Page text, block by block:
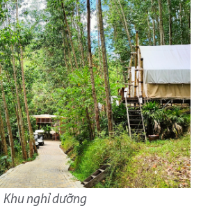
Khu nghỉ dưỡng